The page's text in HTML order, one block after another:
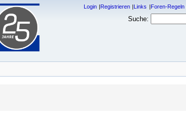
Login Registrieren Links Foren-Regeln
Suche: